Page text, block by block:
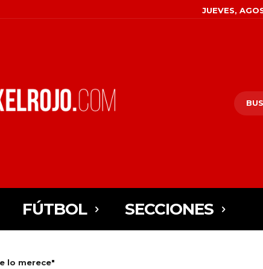
JUEVES,
FÚTBOL SECCIONES
lo merece"